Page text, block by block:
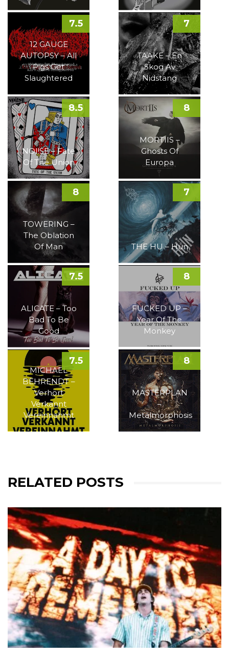
12 GAUGE
AUTOPSY – All
Pigs Get
Slaughtered
7.5
TAAKE – En
Skog Av
Nidstang
7
NOI!SE – Fate
Of The Union
8.5
MORTIIS –
Ghosts Of
Europa
8
TOWERING –
The Oblation
Of Man
8
THE HU – Hun
7
ALICATE – Too
Bad To Be
Good
7.5
FUCKED UP –
Year Of The
Monkey
8
MICHAEL
BEHRENDT –
Verhört
Verkannt
Vereinnahmt
7.5
MASTERPLAN
–
Metalmorphosis
8
RELATED POSTS